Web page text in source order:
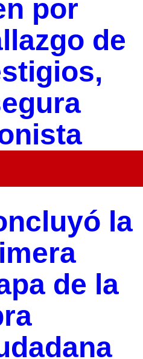
por
de
la
de la